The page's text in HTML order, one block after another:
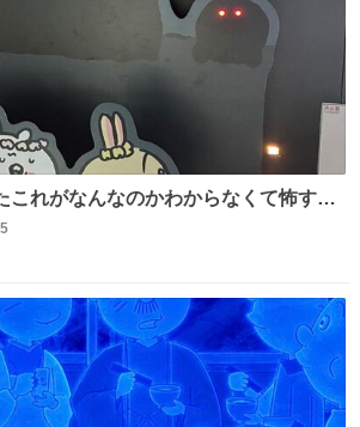
これがなんなのかわからなくて怖すぎ
りまくってた👻 ちいかわってこういう
か…？